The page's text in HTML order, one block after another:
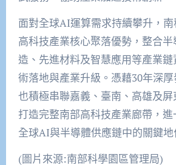
面對全球AI運算需求持續攀升，
高科技產業核心聚落優勢，整合
造、先進材料及智慧應用等產業
術落地與產業升級。憑藉30年深
也積極串聯嘉義、臺南、高雄及屏
打造完整南部高科技產業廊帶，
全球AI與半導體供應鏈中的關鍵地
(圖片來源:南部科學園區管理局)